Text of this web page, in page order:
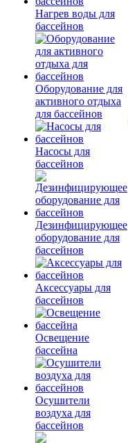
Нагрев воды для
бассейнов
Оборудование для
активного отдыха
для бассейнов
Насосы для
бассейнов
Дезинфицирующее
оборудование для
бассейнов
Аксессуары для
бассейнов
Освещение
бассейна
Осушители
воздуха для
бассейнов